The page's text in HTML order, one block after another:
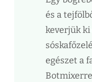
és a
keverjük ki
egészet a